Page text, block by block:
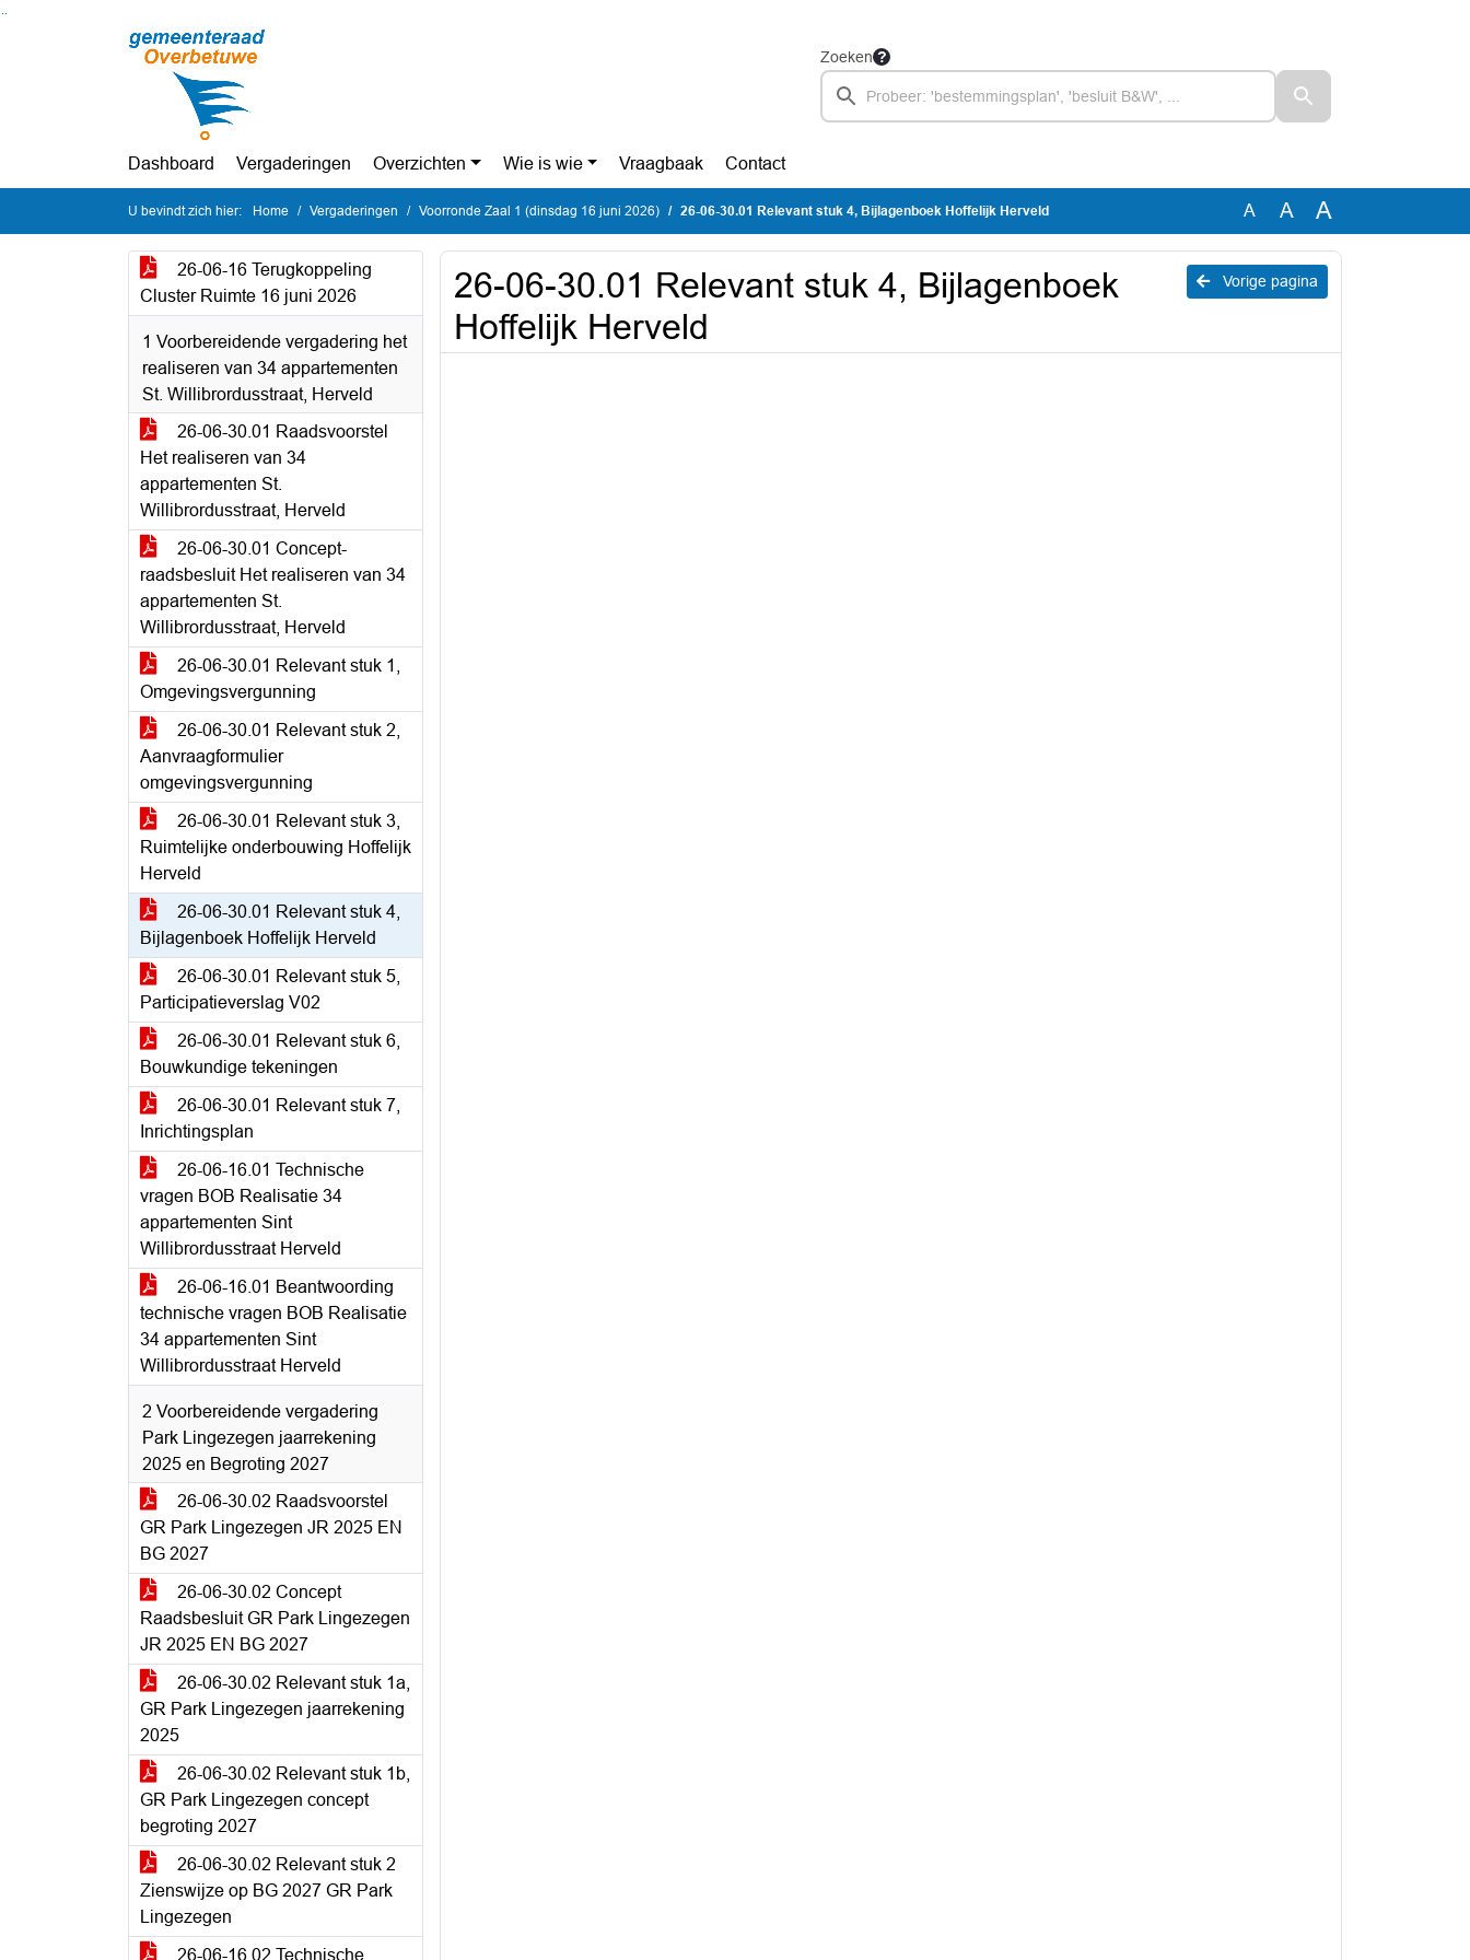
Ga naar de inhoud van deze pagina
Zoeken
Dashboard Vergaderingen Overzichten Wie is wie Vraagbaak Contact
U bevindt zich hier: Home Vergaderingen Voorronde Zaal 1 (dinsdag 16 juni 2026) 26-06-30.01 Relevant stuk 4, Bijlagenboek Hoffelijk Herveld A A A
26-06-16 Terugkoppeling
Cluster Ruimte 16 juni 2026
1 Voorbereidende vergadering het
realiseren van 34 appartementen
St. Willibrordusstraat, Herveld
26-06-30.01 Raadsvoorstel
Het realiseren van 34
appartementen St.
Willibrordusstraat, Herveld
26-06-30.01 Concept-
raadsbesluit Het realiseren van 34
appartementen St.
Willibrordusstraat, Herveld
26-06-30.01 Relevant stuk 1,
Omgevingsvergunning
26-06-30.01 Relevant stuk 2,
Aanvraagformulier
omgevingsvergunning
26-06-30.01 Relevant stuk 3,
Ruimtelijke onderbouwing Hoffelijk
Herveld
26-06-30.01 Relevant stuk 4,
Bijlagenboek Hoffelijk Herveld
26-06-30.01 Relevant stuk 5,
Participatieverslag V02
26-06-30.01 Relevant stuk 6,
Bouwkundige tekeningen
26-06-30.01 Relevant stuk 7,
Inrichtingsplan
26-06-16.01 Technische
vragen BOB Realisatie 34
appartementen Sint
Willibrordusstraat Herveld
26-06-16.01 Beantwoording
technische vragen BOB Realisatie
34 appartementen Sint
Willibrordusstraat Herveld
2 Voorbereidende vergadering
Park Lingezegen jaarrekening
2025 en Begroting 2027
26-06-30.02 Raadsvoorstel
GR Park Lingezegen JR 2025 EN
BG 2027
26-06-30.02 Concept
Raadsbesluit GR Park Lingezegen
JR 2025 EN BG 2027
26-06-30.02 Relevant stuk 1a,
GR Park Lingezegen jaarrekening
2025
26-06-30.02 Relevant stuk 1b,
GR Park Lingezegen concept
begroting 2027
26-06-30.02 Relevant stuk 2
Zienswijze op BG 2027 GR Park
Lingezegen
26-06-16.02 Technische
Vorige pagina
26-06-30.01 Relevant stuk 4, Bijlagenboek
Hoffelijk Herveld